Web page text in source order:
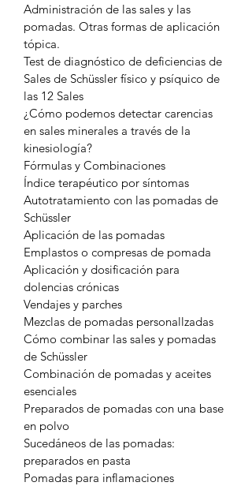
Administración de las sales y las
pomadas. Otras formas de aplicación
tópica.
Test de diagnóstico de deficiencias de
Sales de Schüssler físico y psíquico de
las 12 Sales
¿Cómo podemos detectar carencias
en sales minerales a través de la
kinesiología?
Fórmulas y Combinaciones
Índice terapéutico por síntomas
Autotratamiento con las pomadas de
Schüssler
Aplicación de las pomadas
Emplastos o compresas de pomada
Aplicación y dosificación para
dolencias crónicas
Vendajes y parches
Mezclas de pomadas personallzadas
Cómo combinar las sales y pomadas
de Schüssler
Combinación de pomadas y aceites
esenciales
Preparados de pomadas con una base
en polvo
Sucedáneos de las pomadas:
preparados en pasta
Pomadas para inflamaciones